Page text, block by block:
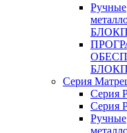
Ручные
Серия
Серия
Серия
Ручные